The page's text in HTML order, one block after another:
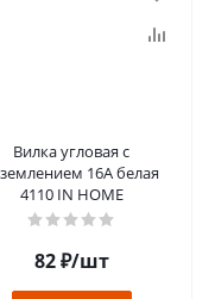
Вилка угловая с
16А белая
4110 IN HOME
82₽/шт